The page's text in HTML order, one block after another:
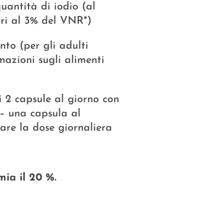
di iodio (al
al 3% del VNR*)
(per gli adulti
sugli alimenti
2 capsule al giorno con
una capsula al
la dose giornaliera
il 20 %.